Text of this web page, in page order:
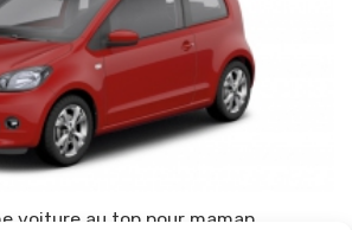
voiture au top pour maman